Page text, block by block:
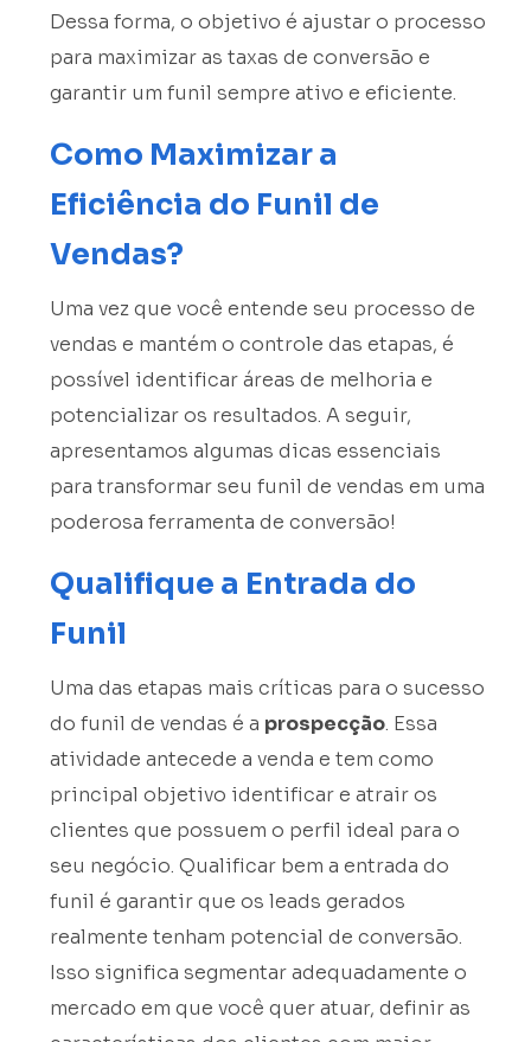
Dessa forma, o objetivo é ajustar o processo
para maximizar as taxas de conversão e
garantir um funil sempre ativo e eficiente.
Como Maximizar a
Eficiência do Funil de
Vendas?
Uma vez que você entende seu processo de
vendas e mantém o controle das etapas, é
possível identificar áreas de melhoria e
potencializar os resultados. A seguir,
apresentamos algumas dicas essenciais
para transformar seu funil de vendas em uma
poderosa ferramenta de conversão!
Qualifique a Entrada do
Funil
Uma das etapas mais críticas para o sucesso
do funil de vendas é a prospecção. Essa
atividade antecede a venda e tem como
principal objetivo identificar e atrair os
clientes que possuem o perfil ideal para o
seu negócio. Qualificar bem a entrada do
funil é garantir que os leads gerados
realmente tenham potencial de conversão.
Isso significa segmentar adequadamente o
mercado em que você quer atuar, definir as